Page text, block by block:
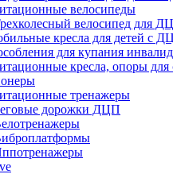
велосипеды
велосипед для
кресла для детей с
для купания
кресла, опоры для
тренажеры
дорожки ДЦП